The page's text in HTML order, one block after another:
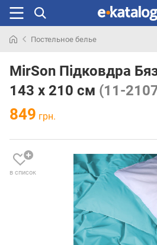
раньше
Постельное белье
MirSon Підковдра
143 x 210 см (11-
849 грн.
в список